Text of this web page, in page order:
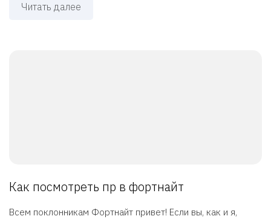
Читать далее
Как посмотреть пр в фортнайт
Всем поклонникам Фортнайт привет! Если вы, как и я,